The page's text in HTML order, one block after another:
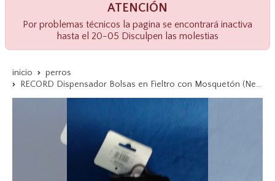
ATENCIÓN
Por problemas técnicos la pagina se encontrará inactiva
hasta el 20-05 Disculpen las molestias
inicio
perros
RECORD Dispensador Bolsas en Fieltro con Mosquetón (Negro/Verde)